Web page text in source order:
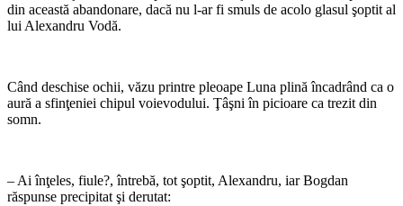
din această abandonare, dacă nu l-ar fi smuls de acolo glasul şoptit al
lui Alexandru Vodă.
Când deschise ochii, văzu printre pleoape Luna plină încadrând ca o
aură a sfinţeniei chipul voievodului. Ţâşni în picioare ca trezit din
somn.
– Ai înţeles, fiule?, întrebă, tot şoptit, Alexandru, iar Bogdan
răspunse precipitat şi derutat: